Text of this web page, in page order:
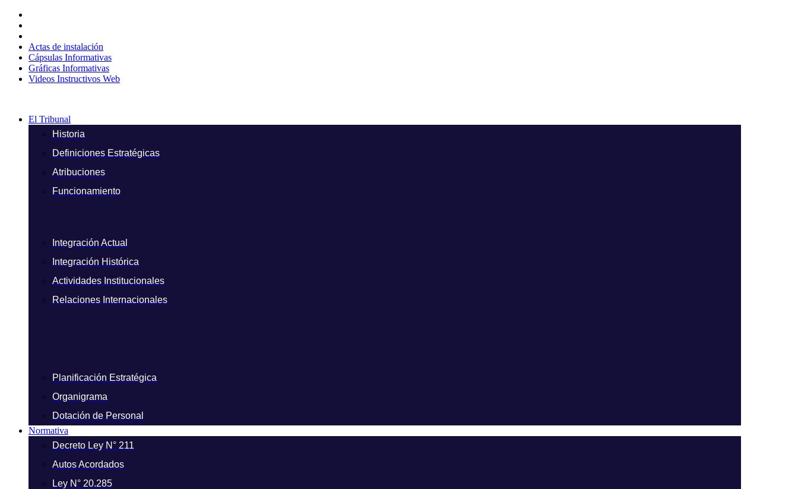
contenido
Actas de instalación
Cápsulas Informativas
Gráficas Informativas
Videos Instructivos Web
El Tribunal
Historia
Definiciones Estratégicas
Atribuciones
Funcionamiento
Integración Actual
Integración Histórica
Actividades Institucionales
Relaciones Internacionales
Planificación Estratégica
Organigrama
Dotación de Personal
Normativa
Decreto Ley N° 211
Autos Acordados
Ley N° 20.285